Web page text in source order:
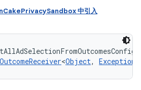
中引入
OutcomeReceiver<Object, Exception